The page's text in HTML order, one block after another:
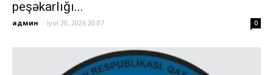
peşəkarlığı...
админ - İyul 20, 2026 20:07 0